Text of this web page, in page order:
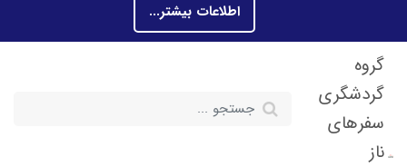
اطلاعات بیشتر...
گروه
گردشگری
سفرهای
ناز